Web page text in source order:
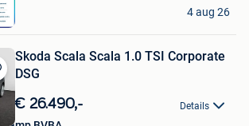
4 aug 26
Skoda Scala Scala 1.0 TSI Corporate
DSG
€ 26.490,- Details